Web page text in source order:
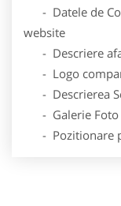
- Datele de
website
- Descriere
- Logo
- Descrierea
- Galerie Foto
- Pozitionare